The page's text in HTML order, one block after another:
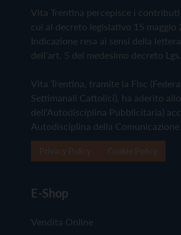
Vita Trentina percepisce i
cui al decreto legislativo 15 maggio
Indicazione resa ai sensi della
dell'art. 5 del medesimo decreto Lgs.
Vita Trentina, tramite la Fisc
Settimanali Cattolici), ha aderito
dell'Autodisciplina Pubblicitaria)
Autodisciplina della
E-Shop
Vendita Online